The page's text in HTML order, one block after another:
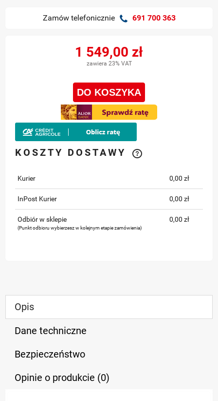
Zamów telefonicznie 691 700 363
1 549,00 zł
zawiera 23% VAT
DO KOSZYKA
KOSZTY DOSTAWY
Kurier 0,00 zł
InPost Kurier 0,00 zł
Odbiór w sklepie
(Punkt odbioru wybierzesz w kolejnym etapie zamówienia)
0,00 zł
Opis
Dane techniczne
Bezpieczeństwo
Opinie o produkcie (0)